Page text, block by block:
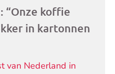
“Onze koffie
in kartonnen
van Nederland in